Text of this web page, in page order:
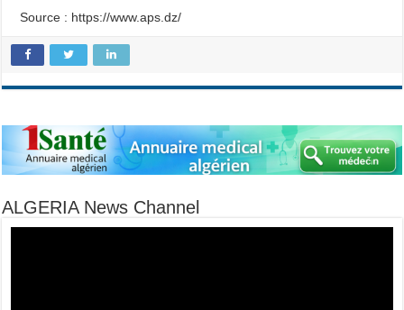
Source : https://www.aps.dz/
ALGERIA News Channel